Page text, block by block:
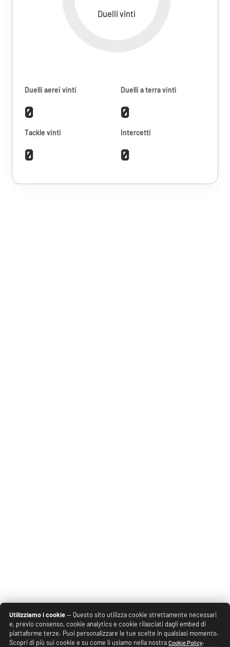
Duelli vinti
Duelli aerei vinti
0
Duelli a terra vinti
0
Tackle vinti
0
Intercetti
0
Utilizziamo i cookie— Questo sito utilizza cookie strettamente necessari
e, previo consenso, cookie analytics e cookie rilasciati dagli embed di
piattaforme terze. Puoi personalizzare le tue scelte in qualsiasi momento.
Scopri di più sui cookie e su come li usiamo nella nostra Cookie Policy.